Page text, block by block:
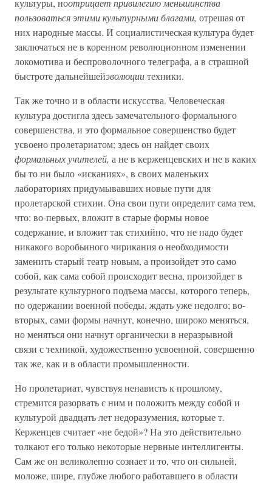
культуры, ноотрицает привилегию меньшинства
пользоваться этими культурными благами, отрешая от
них народные массы. И социалистическая культура будет
заключаться не в коренном революционном изменении
локомотива и беспроволочного телеграфа, а в страшной
быстроте дальнейшейэволюциитехники.
Так же точно и в области искусства. Человеческая
культура достигла здесь замечательного формального
совершенства, и это формальное совершенство будет
усвоено пролетариатом; здесь он найдет своих
формальных учителей, а не в керженцевских и не в каких
бы то ни было «исканиях», в своих маленьких
лабораториях придумывавших новые пути для
пролетарской стихии. Она свои пути определит сама тем,
что: во-первых, вложит в старые формы новое
содержание, и вложит так стихийно, что не надо будет
никакого воробьиного чирикания о необходимости
заменить старый театр новым, а произойдет это само
собой, как сама собой происходит весна, произойдет в
результате культурного подъема массы, которого теперь,
по одержании военной победы, ждать уже недолго; во-
вторых, сами формы начнут, конечно, широко меняться,
но меняться они начнут органически в неразрывной
связи с техникой, художественно усвоенной, совершенно
так же, как и в области промышленности.
Но пролетариат, чувствуя ненависть к прошлому,
стремится разорвать с ним и положить между собой и
культурой двадцать лет недоразумения, которые т.
Керженцев считает «не бедой»? На это действительно
толкают его только некоторые нервные интеллигенты.
Сам же он великолепно сознает и то, что он сильней,
моложе, шире, глубже любого работавшего в области